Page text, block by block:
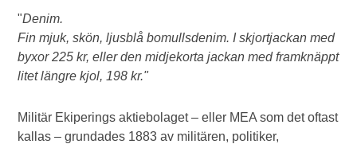
"Denim.
Fin mjuk, skön, ljusblå bomullsdenim. I skjortjackan med
byxor 225 kr, eller den midjekorta jackan med framknäppt
litet längre kjol, 198 kr."
Militär Ekiperings aktiebolaget – eller MEA som det oftast
kallas – grundades 1883 av militären, politiker,